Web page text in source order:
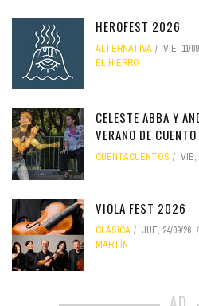
HEROFEST 2026
ALTERNATIVA VIE, 11/
EL HIERRO
CELESTE ABBA Y
VERANO DE
CUENTACUENTOS VIE,
VIOLA FEST 2026
CLÁSICA JUE, 24/09/26
MARTÍN